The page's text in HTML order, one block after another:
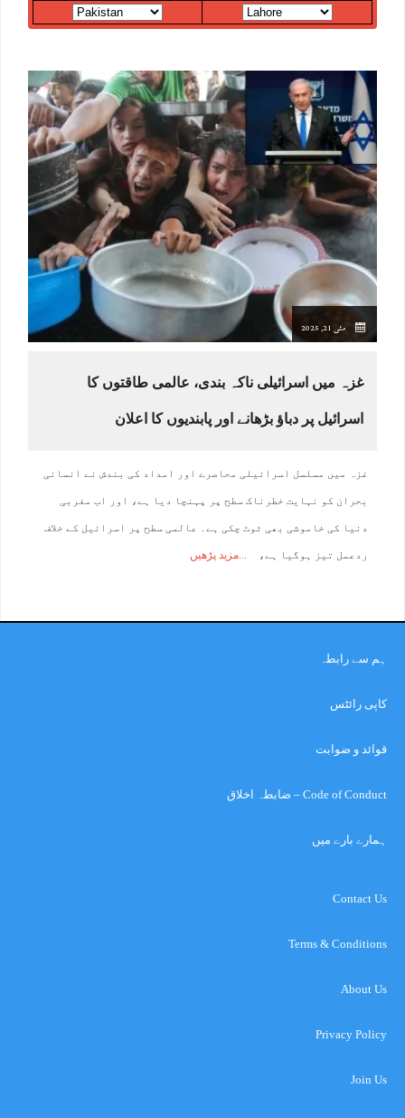
مئی 21, 2025
غزہ میں اسرائیلی ناکہ بندی، عالمی طاقتوں کا
اسرائیل پر دباؤ بڑھانے اور پابندیوں کا اعلان
غزہ میں مسلسل اسرائیلی محاصرے اور امداد کی بندش نے انسانی
بحران کو نہایت خطرناک سطح پر پہنچا دیا ہے، اور اب مغربی
دنیا کی خاموشی بھی ٹوٹ چکی ہے۔ عالمی سطح پر اسرائیل کے خلاف
ردعمل تیز ہوگیا ہے، مزید پڑھیں
ہم سے رابطہ
کاپی رائٹس
قوائد و ضوابت
Code of Conduct – ضابطہ اخلاق
ہمارے بارے میں
Contact Us
Terms & Conditions
About Us
Privacy Policy
Join Us